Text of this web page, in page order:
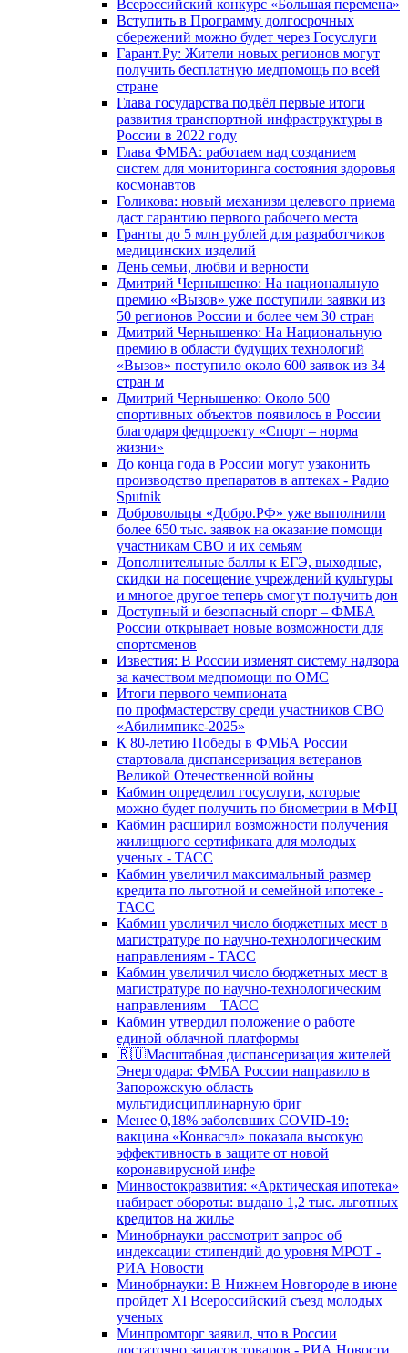
Всероссийский конкурс «Большая перемена»
Вступить в Программу долгосрочных
сбережений можно будет через Госуслуги
Гарант.Ру: Жители новых регионов могут
получить бесплатную медпомощь по всей
стране
Глава государства подвёл первые итоги
развития транспортной инфраструктуры в
России в 2022 году
Глава ФМБА: работаем над созданием
систем для мониторинга состояния здоровья
космонавтов
Голикова: новый механизм целевого приема
даст гарантию первого рабочего места
Гранты до 5 млн рублей для разработчиков
медицинских изделий
День семьи, любви и верности
Дмитрий Чернышенко: На национальную
премию «Вызов» уже поступили заявки из
50 регионов России и более чем 30 стран
Дмитрий Чернышенко: На Национальную
премию в области будущих технологий
«Вызов» поступило около 600 заявок из 34
стран м
Дмитрий Чернышенко: Около 500
спортивных объектов появилось в России
благодаря федпроекту «Спорт – норма
жизни»
До конца года в России могут узаконить
производство препаратов в аптеках - Радио
Sputnik
Добровольцы «Добро.РФ» уже выполнили
более 650 тыс. заявок на оказание помощи
участникам СВО и их семьям
Дополнительные баллы к ЕГЭ, выходные,
скидки на посещение учреждений культуры
и многое другое теперь смогут получить дон
Доступный и безопасный спорт – ФМБА
России открывает новые возможности для
спортсменов
Известия: В России изменят систему надзора
за качеством медпомощи по ОМС
Итоги первого чемпионата
по профмастерству среди участников СВО
«Абилимпикс-2025»
К 80-летию Победы в ФМБА России
стартовала диспансеризация ветеранов
Великой Отечественной войны
Кабмин определил госуслуги, которые
можно будет получить по биометрии в МФЦ
Кабмин расширил возможности получения
жилищного сертификата для молодых
ученых - ТАСС
Кабмин увеличил максимальный размер
кредита по льготной и семейной ипотеке -
ТАСС
Кабмин увеличил число бюджетных мест в
магистратуре по научно-технологическим
направлениям - ТАСС
Кабмин увеличил число бюджетных мест в
магистратуре по научно-технологическим
направлениям – ТАСС
Кабмин утвердил положение о работе
единой облачной платформы
🇷🇺Масштабная диспансеризация жителей
Энергодара: ФМБА России направило в
Запорожскую область
мультидисциплинарную бриг
Менее 0,18% заболевших COVID-19:
вакцина «Конвасэл» показала высокую
эффективность в защите от новой
коронавирусной инфе
Минвостокразвития: «Арктическая ипотека»
набирает обороты: выдано 1,2 тыс. льготных
кредитов на жилье
Минобрнауки рассмотрит запрос об
индексации стипендий до уровня МРОТ -
РИА Новости
Минобрнауки: В Нижнем Новгороде в июне
пройдет XI Всероссийский съезд молодых
ученых
Минпромторг заявил, что в России
достаточно запасов товаров - РИА Новости